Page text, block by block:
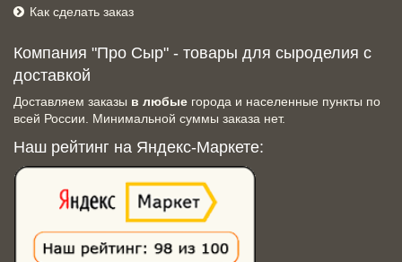
Как сделать заказ
Компания "Про Сыр" - товары для сыроделия с
доставкой
Доставляем заказы в любые города и населенные пункты по
всей России. Минимальной суммы заказа нет.
Наш рейтинг на Яндекс-Маркете: